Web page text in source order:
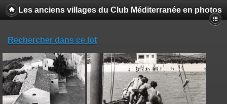
Les anciens villages du Club Méditerranée en photos
Rechercher dans ce lot